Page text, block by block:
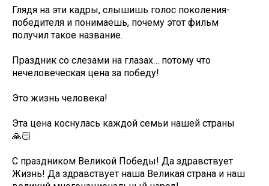
Глядя на эти кадры, слышишь голос поколения-
победителя и понимаешь, почему этот фильм
получил такое название.
Праздник со слезами на глазах… потому что
нечеловеческая цена за победу!
Это жизнь человека!
Эта цена коснулась каждой семьи нашей страны
🙏🏻
С праздником Великой Победы! Да здравствует
Жизнь! Да здравствует наша Великая страна и наш